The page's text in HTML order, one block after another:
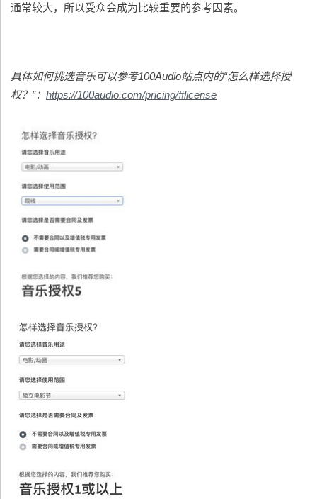
通常较大，所以受众会成为比较重要的参考因素。
具体如何挑选音乐可以参考100Audio站点内的“怎么样选择授
权？”： https://100audio.com/pricing/#license